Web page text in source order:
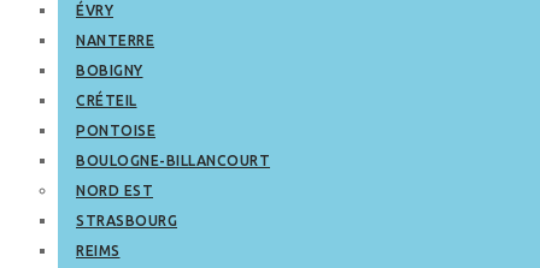
ÉVRY
NANTERRE
BOBIGNY
CRÉTEIL
PONTOISE
BOULOGNE-BILLANCOURT
NORD EST
STRASBOURG
REIMS